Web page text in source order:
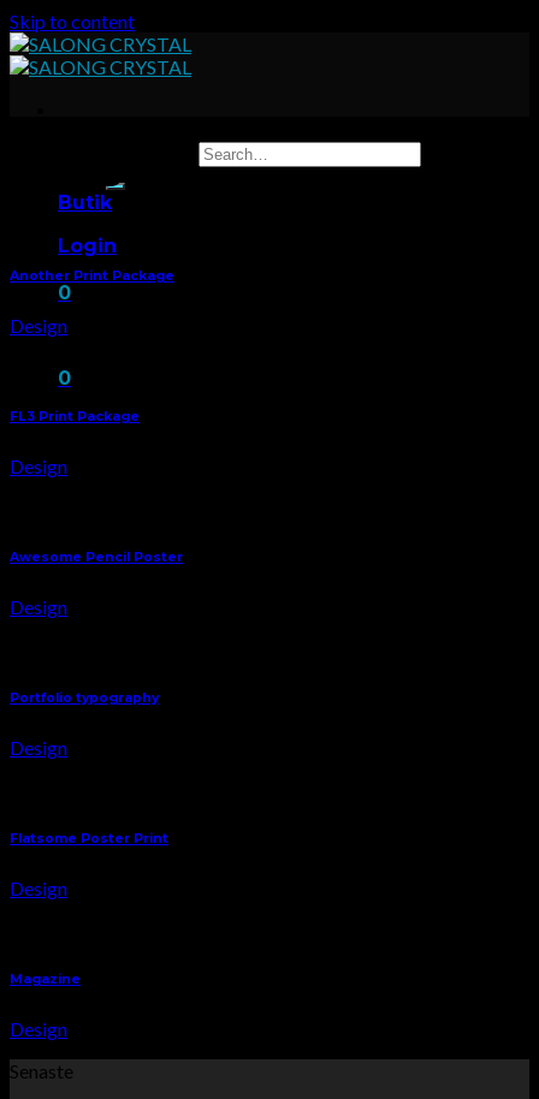
Skip to content
Butik
Login
0
0
Cart
No products in the cart.
Another Print Package
Design
FL3 Print Package
Design
Awesome Pencil Poster
Design
Portfolio typography
Design
Flatsome Poster Print
Design
Magazine
Design
Senaste